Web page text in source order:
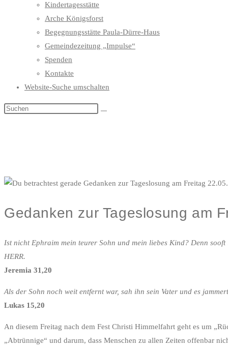
Kindertagesstätte
Arche Königsforst
Begegnungsstätte Paula-Dürre-Haus
Gemeindezeitung „Impulse“
Spenden
Kontakte
Website-Suche umschalten
Gedanken zur Tageslosung am
Ist nicht Ephraim mein teurer Sohn und mein liebes Kind? Denn
HERR.
Jeremia 31,20
Als der Sohn noch weit entfernt war, sah ihn sein Vater und es
Lukas 15,20
An diesem Freitag nach dem Fest Christi Himmelfahrt geht es um
„Abtrünnige“ und darum, dass Menschen zu allen Zeiten offenbar